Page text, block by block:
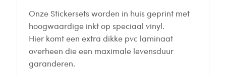
Onze Stickersets worden in huis geprint met
hoogwaardige inkt op speciaal vinyl.
Hier komt een extra dikke pvc laminaat
overheen die een maximale levensduur
garanderen.